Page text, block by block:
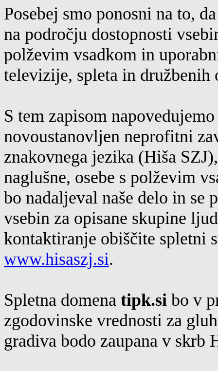
Posebej smo ponosni na to,
na področju dostopnosti
polževim vsadkom in
televizije, spleta in družbenih
S tem zapisom
novoustanovljen neprofitni
znakovnega jezika (Hiša
naglušne, osebe s polževim
bo nadaljeval naše delo in se
vsebin za opisane skupine
kontaktiranje obiščite spletni
www.hisaszj.si.
Spletna domena tipk.si bo v
zgodovinske vrednosti za
gradiva bodo zaupana v skrb